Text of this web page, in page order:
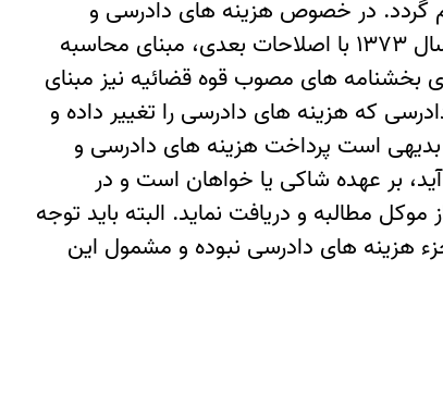
عهده مدعی و یا شاکی است( علی رغم وجود ماده ۶۲ قانون آدک) لازم گردد. در خصوص هزینه های دادرسی و
خدمات قضائی، به طور معمول ماده ۳ قانون وصول برخی از درآمدهای دولت و مصرف آن در موارد معین مصوب سال ۱۳۷۳ با اصلاحات بعدی، مبنای محاسبه
بخشنامه های مصوب قوه قضائیه نیز مبنای
۱۳۹۶ در خصوص یکنواخت سازی هزینه دادرسی که هزینه های دادرسی را تغییر داده و
بدیهی است پرداخت هزینه های دادرسی و
بر عهده شاکی یا خواهان است و در
مطالبه و دریافت نماید. البته باید توجه
هزینه های دادرسی نبوده و مشمول این